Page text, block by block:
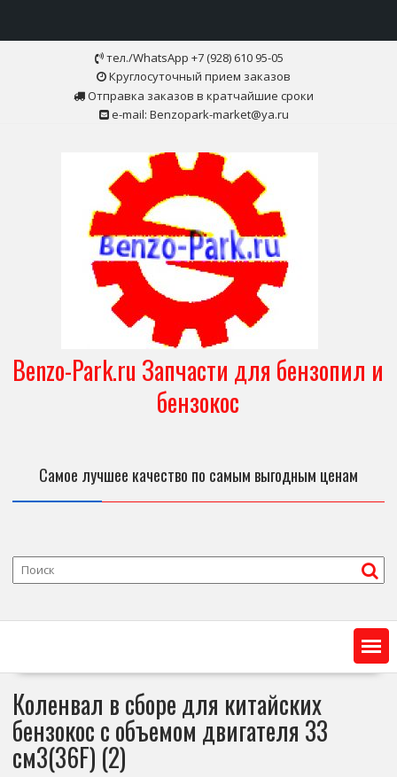
тел./WhatsApp +7 (928) 610 95-05
Круглосуточный прием заказов
Отправка заказов в кратчайшие сроки
e-mail: Benzopark-market@ya.ru
Benzo-Park.ru Запчасти для бензопил и
бензокос
Самое лучшее качество по самым выгодным ценам
Коленвал в сборе для китайских
бензокос с объемом двигателя 33
см3(36F) (2)